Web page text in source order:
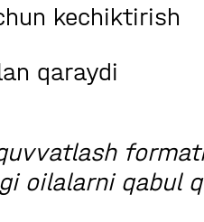
kechiktirish
qaraydi
oilalarni qabul